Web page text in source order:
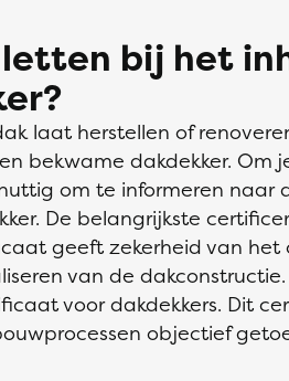
bij het
laat herstellen of
bekwame dakdekker. Om
om te informeren naar
De belangrijkste
geeft zekerheid van het
van de
voor dakdekkers. Dit
objectief